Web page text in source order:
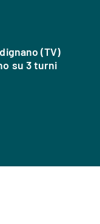
(TV)
su 3 turni